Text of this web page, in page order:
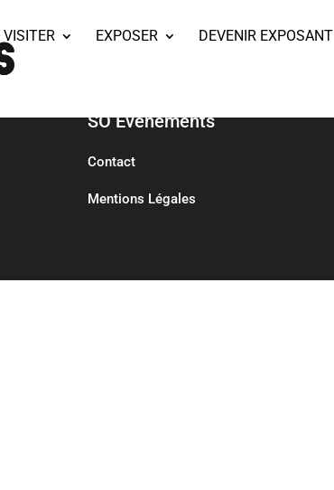
VISITER EXPOSER DEVENIR EXPOSANT
SO Événements
Contact
Mentions Légales